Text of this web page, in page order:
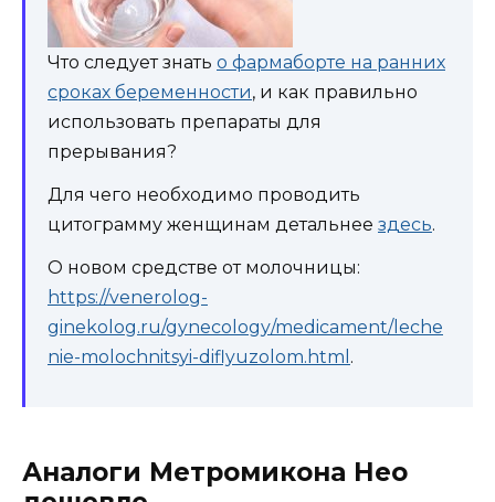
Что следует знать о фармаборте на ранних
сроках беременности, и как правильно
использовать препараты для
прерывания?
Для чего необходимо проводить
цитограмму женщинам детальнее здесь.
О новом средстве от молочницы:
https://venerolog-
ginekolog.ru/gynecology/medicament/leche
nie-molochnitsyi-diflyuzolom.html .
Аналоги Метромикона Нео